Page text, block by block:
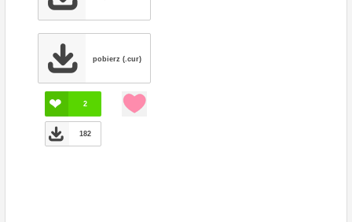
pobierz (.cur)
2
182